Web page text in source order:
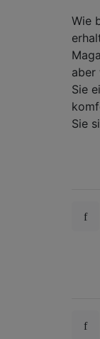
Wie
aber
Sie
Sie